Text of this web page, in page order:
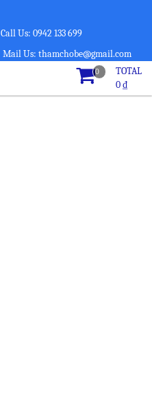
Call Us: 0942 133 699
Mail Us: thamchobe@gmail.com
0
TOTAL
0₫